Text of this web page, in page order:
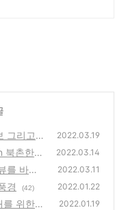
그리고
2022.03.19
북촌한옥
2022.03.14
를 바라
2022.03.11
경 (42) 2022.01.22
를 위한
2022.01.19